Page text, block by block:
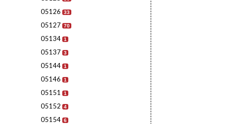
05126 33
05127 70
05134 1
05137 3
05144 1
05146 1
05151 1
05152 4
05154 6